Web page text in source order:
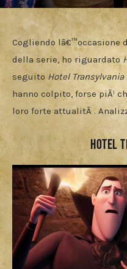
Cercatori
Download
Cogliendo
della serie, ho riguardato
seguito Hotel Transylvania
hanno colpito, forse piÃ¹
loro forte attualitÃ .
Hotel